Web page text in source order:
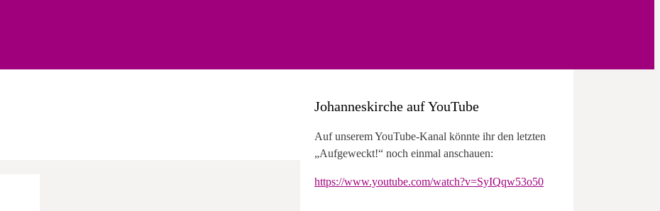
Johanneskirche auf YouTube
Auf unserem YouTube-Kanal könnte ihr den letzten
„Aufgeweckt!“ noch einmal anschauen:
https://www.youtube.com/watch?v=SyIQqw53o50